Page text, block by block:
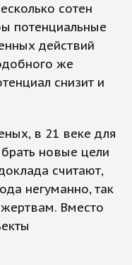
сотен
потенциальные
действий
же
снизит и
в 21 веке для
новые цели
считают,
негуманно, так
Вместо